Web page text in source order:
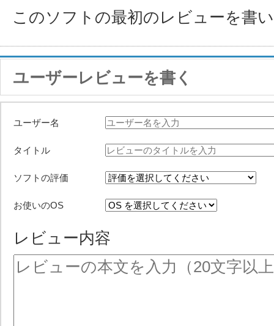
このソフトの最初のレビューを書
ユーザーレビューを書く
ユーザー名
タイトル
ソフトの評価
お使いのOS
レビュー内容